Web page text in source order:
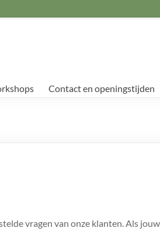
Contact en openingstijden
vragen van onze klanten. Als